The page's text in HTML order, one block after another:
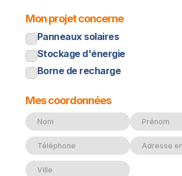
Mon projet concerne
Panneaux solaires
Stockage d'énergie
Borne de recharge
Mes coordonnées